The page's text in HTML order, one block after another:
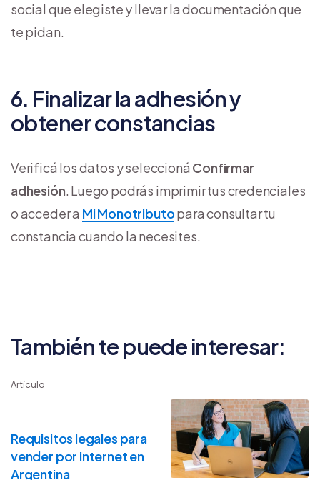
social que elegiste y llevar la documentación que
te pidan.
6. Finalizar la adhesión y
obtener constancias
Verificá los datos y seleccioná Confirmar
adhesión. Luego podrás imprimir tus credenciales
o acceder a Mi Monotributopara consultar tu
constancia cuando la necesites.
También te puede interesar:
Artículo
Requisitos legales para
vender por internet en
Argentina